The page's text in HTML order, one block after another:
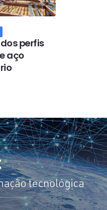
perfis
aço
tecnológica